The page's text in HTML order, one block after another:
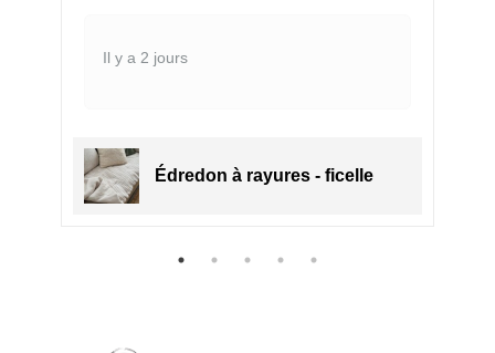
Il y a 2 jours
Édredon à rayures - ficelle